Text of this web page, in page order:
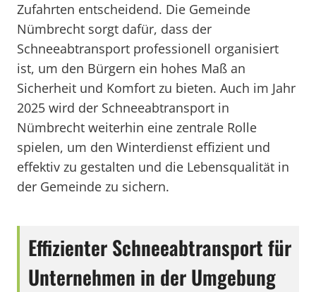
Zufahrten entscheidend. Die Gemeinde
Nümbrecht sorgt dafür, dass der
Schneeabtransport professionell organisiert
ist, um den Bürgern ein hohes Maß an
Sicherheit und Komfort zu bieten. Auch im Jahr
2025 wird der Schneeabtransport in
Nümbrecht weiterhin eine zentrale Rolle
spielen, um den Winterdienst effizient und
effektiv zu gestalten und die Lebensqualität in
der Gemeinde zu sichern.
Effizienter Schneeabtransport für
Unternehmen in der Umgebung